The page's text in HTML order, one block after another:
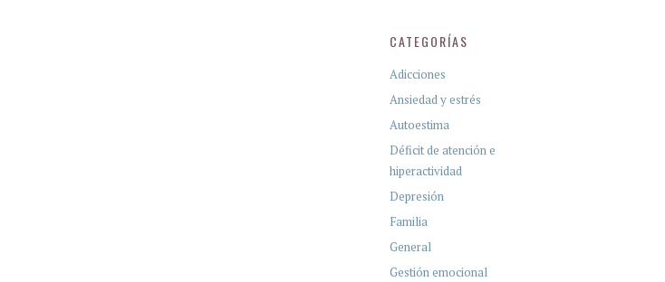
CATEGORÍAS
Adicciones
Ansiedad y estrés
Autoestima
Déficit de atención e
hiperactividad
Depresión
Familia
General
Gestión emocional